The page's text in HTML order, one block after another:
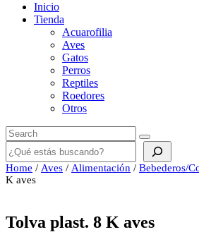
Inicio
Tienda
Acuarofilia
Aves
Gatos
Perros
Reptiles
Roedores
Otros
Buscar
Home / Aves / Alimentación / Bebederos/
K aves
Tolva plast. 8 K aves